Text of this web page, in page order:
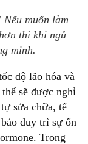
muốn làm
thì khi ngủ
minh.
độ lão hóa và
sẽ được nghỉ
sửa chữa, tế
duy trì sự ổn
Trong